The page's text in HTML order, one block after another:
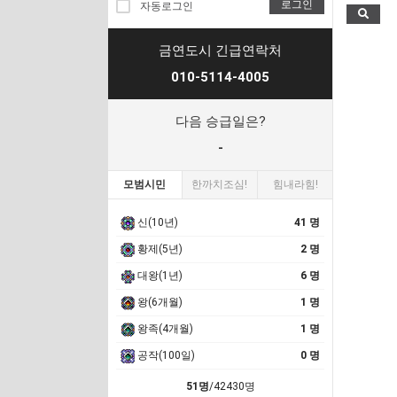
자동로그인 로그인
금연도시 긴급연락처
010-5114-4005
다음 승급일은?
-
모범시민 한까치조심! 힘내라힘!
신(10년) 41 명
황제(5년) 2 명
대왕(1년) 6 명
왕(6개월) 1 명
왕족(4개월) 1 명
공작(100일) 0 명
51명/42430명